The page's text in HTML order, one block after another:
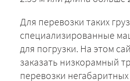
Для перевозки таких
специализированные
для погрузки. На этом
заказать низкорамный
перевозки негабаритных